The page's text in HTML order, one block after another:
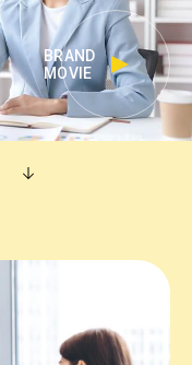
BRAND
MOVIE